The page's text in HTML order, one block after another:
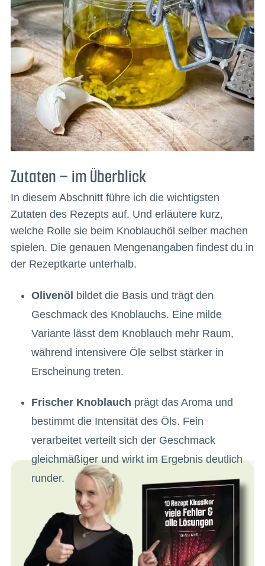
Zutaten – im Überblick
In diesem Abschnitt führe ich die wichtigsten
Zutaten des Rezepts auf. Und erläutere kurz,
welche Rolle sie beim Knoblauchöl selber machen
spielen. Die genauen Mengenangaben findest du in
der Rezeptkarte unterhalb.
Olivenöl bildet die Basis und trägt den
Geschmack des Knoblauchs. Eine milde
Variante lässt dem Knoblauch mehr Raum,
während intensivere Öle selbst stärker in
Erscheinung treten.
Frischer Knoblauch prägt das Aroma und
bestimmt die Intensität des Öls. Fein
verarbeitet verteilt sich der Geschmack
gleichmäßiger und wirkt im Ergebnis deutlich
runder.